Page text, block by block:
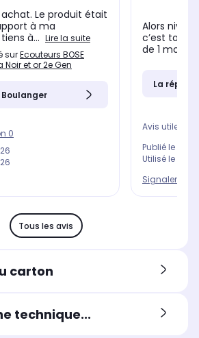
Le produit était
à ma
à... Lire la suite
surEcouteurs BOSE
et or 2e Gen
Boulanger
0
Alors
c’est top.
de 1 mois,
La
Avis utile ?
Publié le
Utilisé le
Signaler un
Tous les avis
carton
technique...